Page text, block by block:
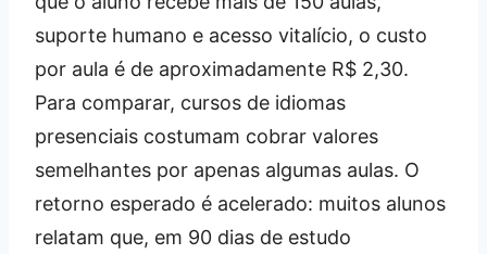
suporte humano e acesso vitalício, o custo
por aula é de aproximadamente R$ 2,30.
Para comparar, cursos de idiomas
presenciais costumam cobrar valores
semelhantes por apenas algumas aulas. O
retorno esperado é acelerado: muitos alunos
relatam que, em 90 dias de estudo